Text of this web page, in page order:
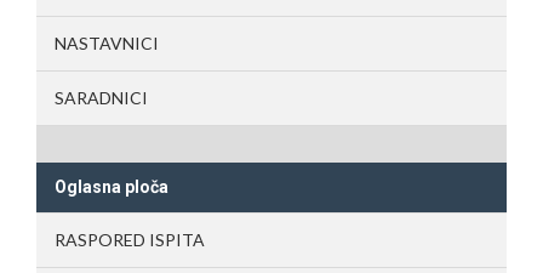
NASTAVNICI
SARADNICI
Oglasna ploča
RASPORED ISPITA